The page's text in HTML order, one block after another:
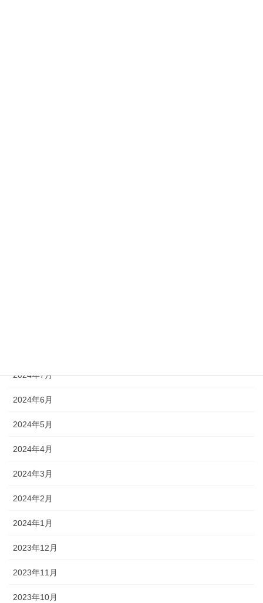
2024年7月
2024年6月
2024年5月
2024年4月
2024年3月
2024年2月
2024年1月
2023年12月
2023年11月
2023年10月